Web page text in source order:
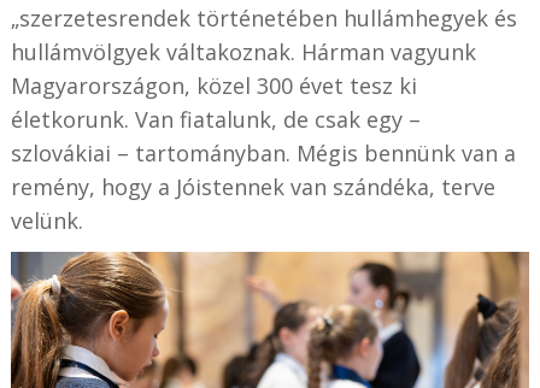
„szerzetesrendek történetében hullámhegyek és
hullámvölgyek váltakoznak. Hárman vagyunk
Magyarországon, közel 300 évet tesz ki
életkorunk. Van fiatalunk, de csak egy –
szlovákiai – tartományban. Mégis bennünk van a
remény, hogy a Jóistennek van szándéka, terve
velünk.